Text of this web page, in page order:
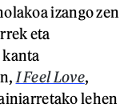
izango zen
eta
I Feel Love,
lehen